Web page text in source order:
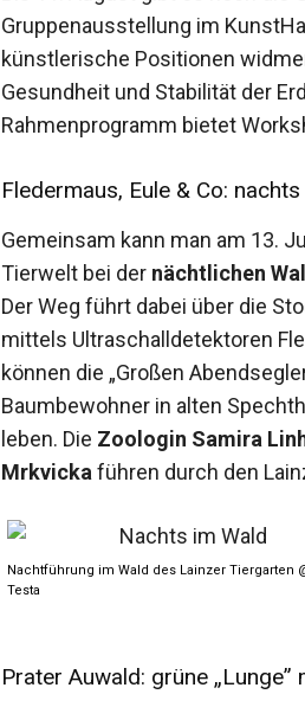
Gruppenausstellung im
künstlerische Positionen
Gesundheit und Stabilität der
Rahmenprogramm bietet
Fledermaus, Eule & Co:
Gemeinsam kann man am 13.
Tierwelt bei der nächtlichen
Der Weg führt dabei über die
mittels Ultraschalldetektoren
können die „Großen
Baumbewohner in alten
leben. Die Zoologin Samira
Mrkvicka führen durch den
Nachtführung im Wald des Lainzer Tiergarten
Testa
Prater Auwald: grüne